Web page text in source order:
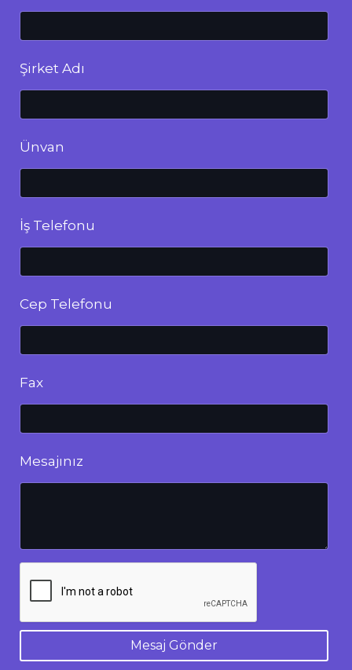
Şirket Adı
Ünvan
İş Telefonu
Cep Telefonu
Fax
Mesajınız
Mesaj Gönder